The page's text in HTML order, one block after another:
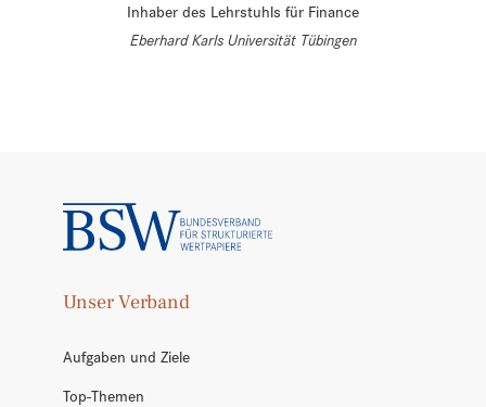
Inhaber des Lehrstuhls für Finance
Eberhard Karls Universität Tübingen
Unser Verband
Aufgaben und Ziele
Top-Themen